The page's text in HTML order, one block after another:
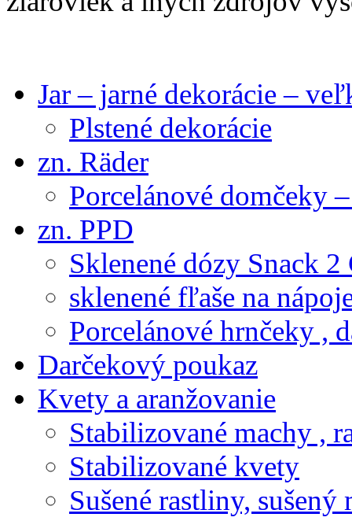
Jar – jarné dekorácie –
Plstené dekorácie
zn. Räder
Porcelánové domčeky
zn. PPD
Sklenené dózy Snack 2
sklenené fľaše na
Porcelánové hrnčeky ,
Darčekový poukaz
Kvety a aranžovanie
Stabilizované machy ,
Stabilizované kvety
Sušené rastliny,